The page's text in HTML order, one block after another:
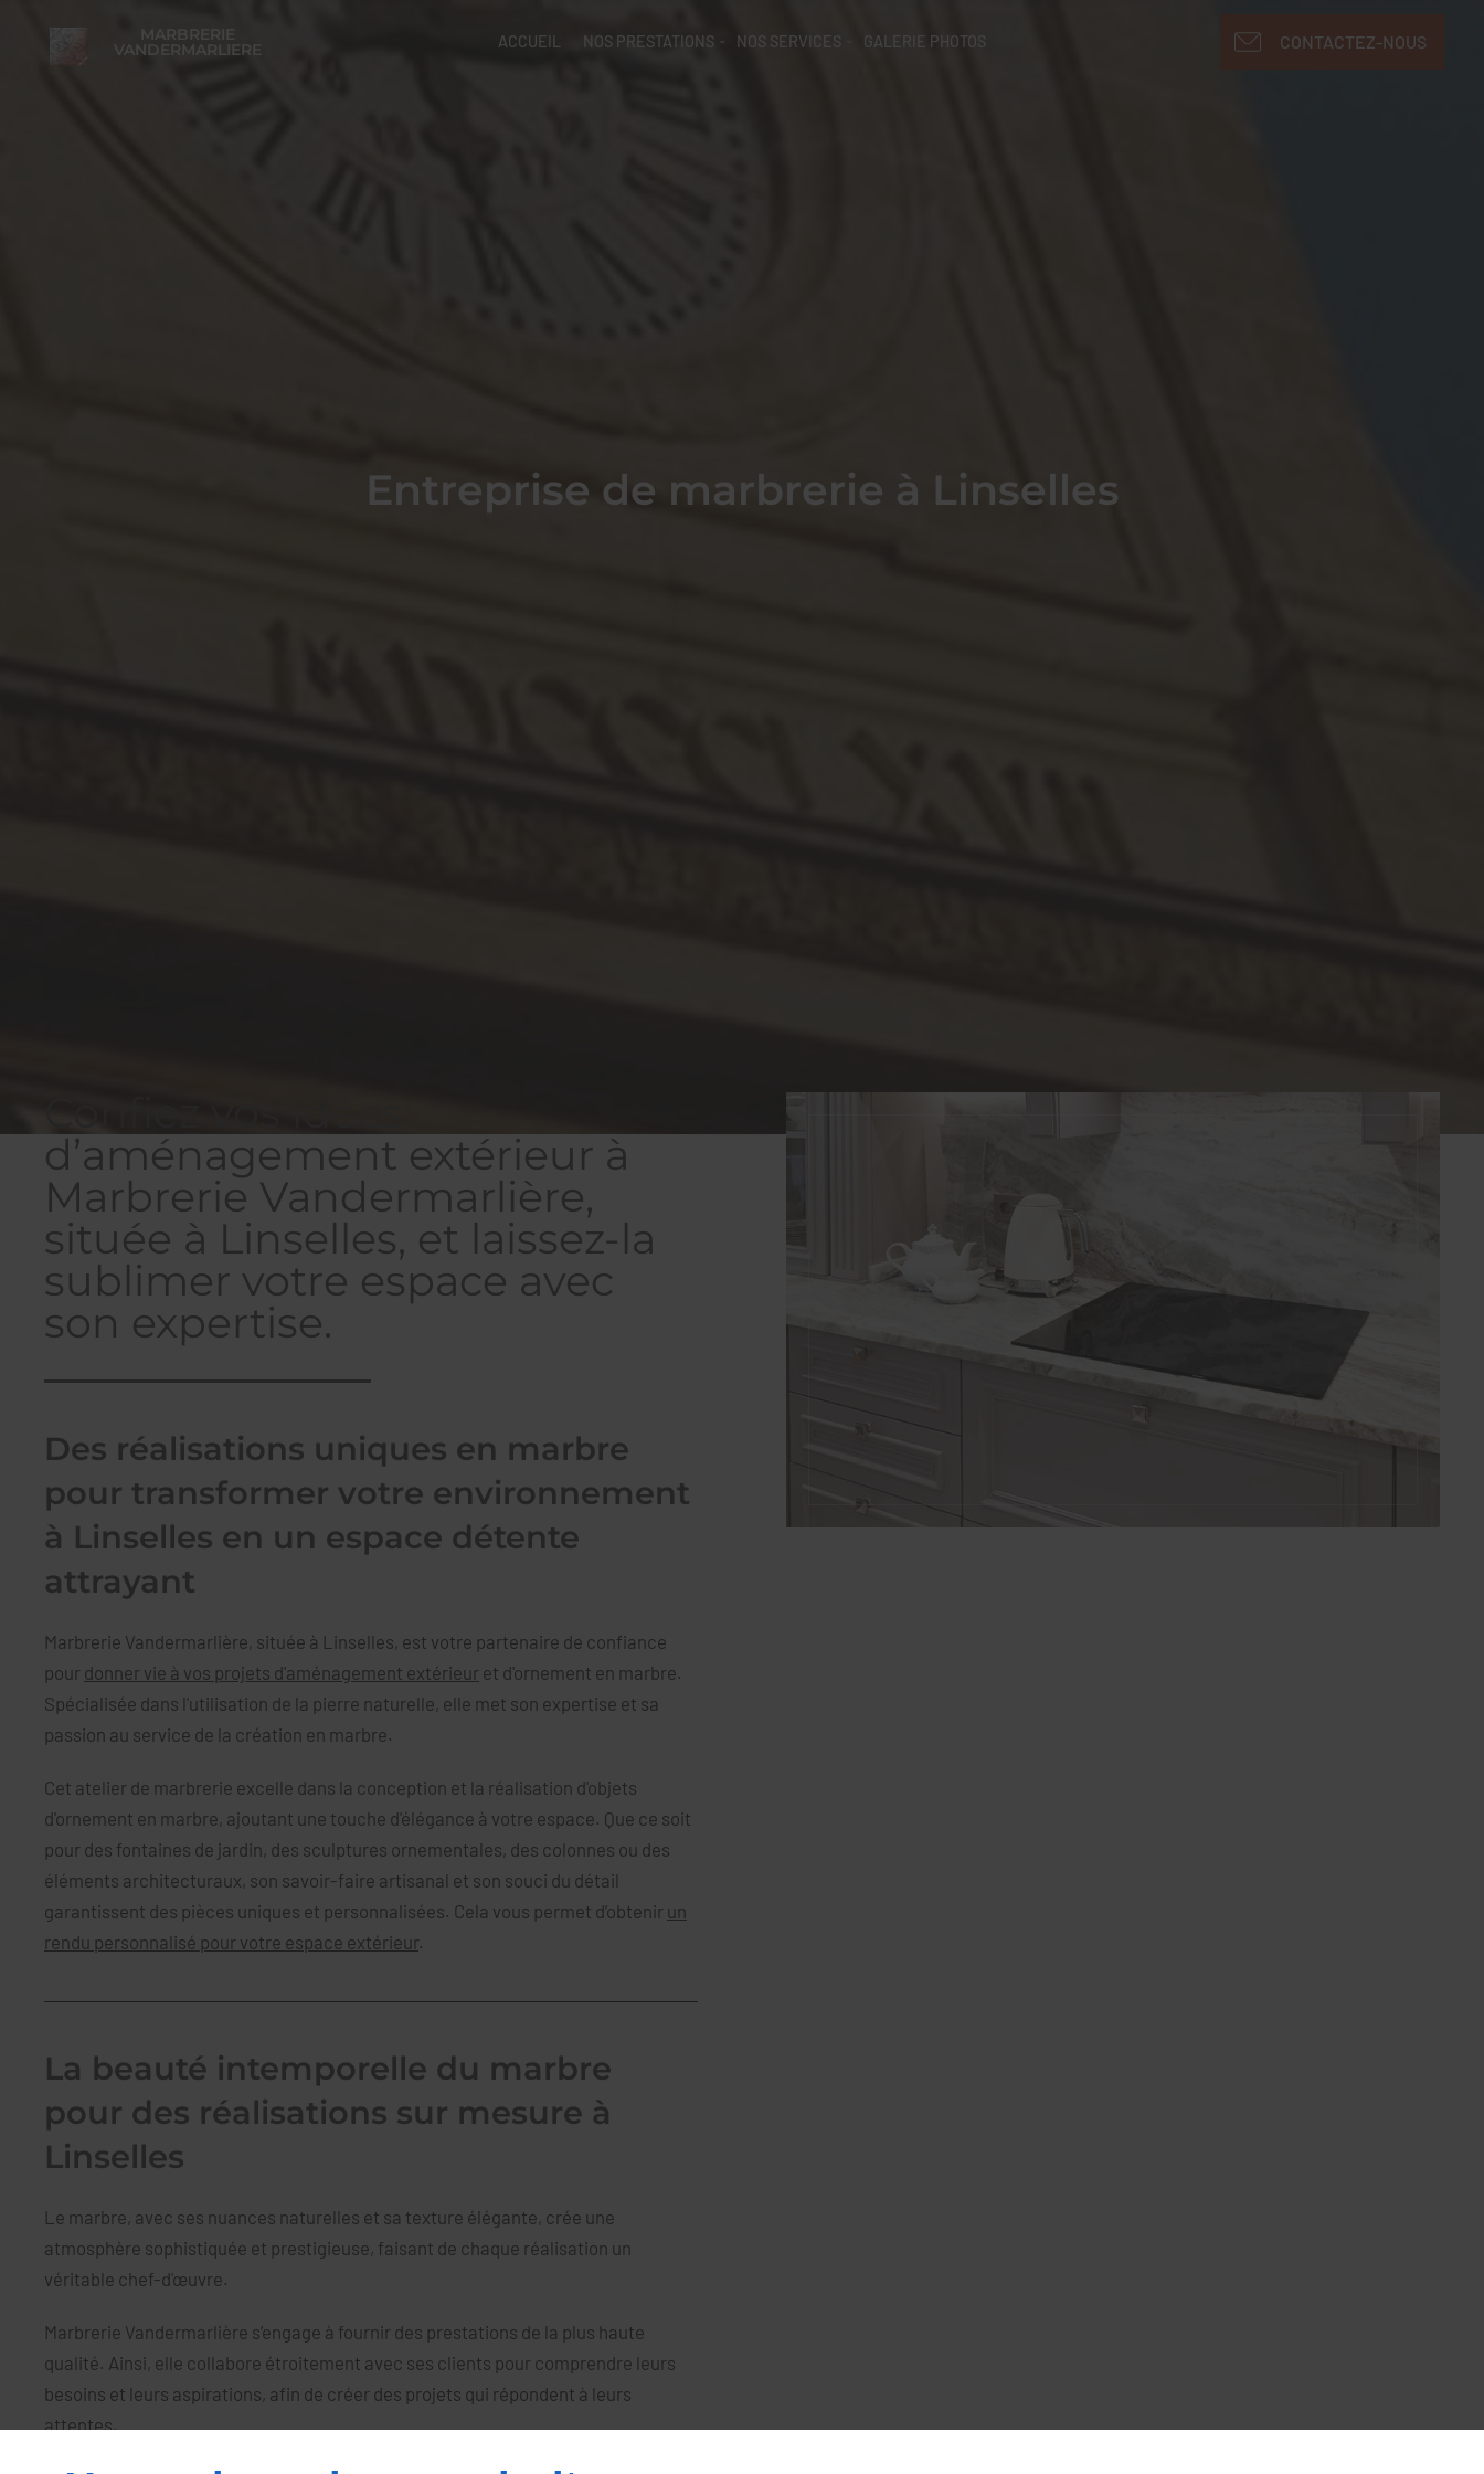
MARBRERIE
VANDERMARLIERE ACCUEIL NOS PRESTATIONS NOS SERVICES GALERIE PHOTOS CONTACTEZ-NOUS
Entreprise de marbrerie à Linselles
d’aménagement extérieur à
Marbrerie Vandermarlière,
située à Linselles, et laissez-la
sublimer votre espace avec
son expertise.
Des réalisations uniques en marbre
pour transformer votre environnement
à Linselles en un espace détente
attrayant
Marbrerie Vandermarlière, située à Linselles, est votre partenaire de confiance
pour donner vie à vos projets d'aménagement extérieur et d'ornement en marbre.
Spécialisée dans l'utilisation de la pierre naturelle, elle met son expertise et sa
passion au service de la création en marbre.
Cet atelier de marbrerie excelle dans la conception et la réalisation d'objets
d'ornement en marbre, ajoutant une touche d'élégance à votre espace. Que ce soit
pour des fontaines de jardin, des sculptures ornementales, des colonnes ou des
éléments architecturaux, son savoir-faire artisanal et son souci du détail
garantissent des pièces uniques et personnalisées. Cela vous permet d’obtenir un
rendu personnalisé pour votre espace extérieur.
La beauté intemporelle du marbre
pour des réalisations sur mesure à
Linselles
Le marbre, avec ses nuances naturelles et sa texture élégante, crée une
atmosphère sophistiquée et prestigieuse, faisant de chaque réalisation un
véritable chef-d'œuvre.
Marbrerie Vandermarlière s’engage à fournir des prestations de la plus haute
qualité. Ainsi, elle collabore étroitement avec ses clients pour comprendre leurs
besoins et leurs aspirations, afin de créer des projets qui répondent à leurs
attentes.